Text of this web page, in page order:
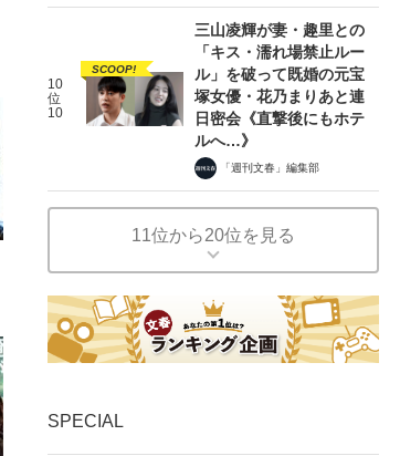
10
位
10
SCOOP!
三山凌輝が妻・趣里との
「キス・濡れ場禁止ルー
ル」を破って既婚の元宝
塚女優・花乃まりあと連
日密会《直撃後にもホテ
ルへ…》
「週刊文春」編集部
11位から20位を見る
SPECIAL